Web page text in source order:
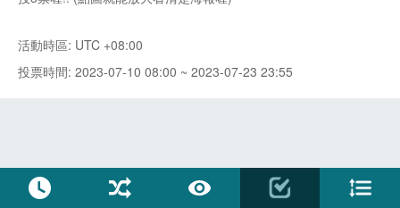
活動時區: UTC +08:00
投票時間: 2023-07-10 08:00 ~ 2023-07-23 23:55